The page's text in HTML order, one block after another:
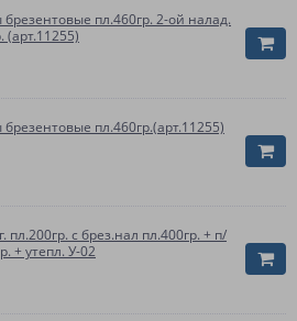
пл.460гр. 2-ой налад.
(арт.11255)
пл.460гр.(арт.11255)
пл.200гр. с брез.нал пл.400гр. + п/
+ утепл. У-02